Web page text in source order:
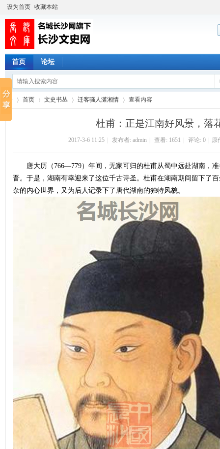
设为首页 收藏本站
首页 论坛
首页 文史书丛
›
迁客骚人潇湘情
›
查看内容
杜甫：正是江南好风景，落
2017-3-6 11:25 发布者: admin 查看: 1651 评论: 0 原
唐大历（766—779）年间，无家可归的杜甫从蜀中远赴湖南，准
晋。于是，湖南有幸迎来了这位千古诗圣。杜甫在湖南期间留下了
杂的内心世界，又为后人记录下了唐代湖南的独特风貌。